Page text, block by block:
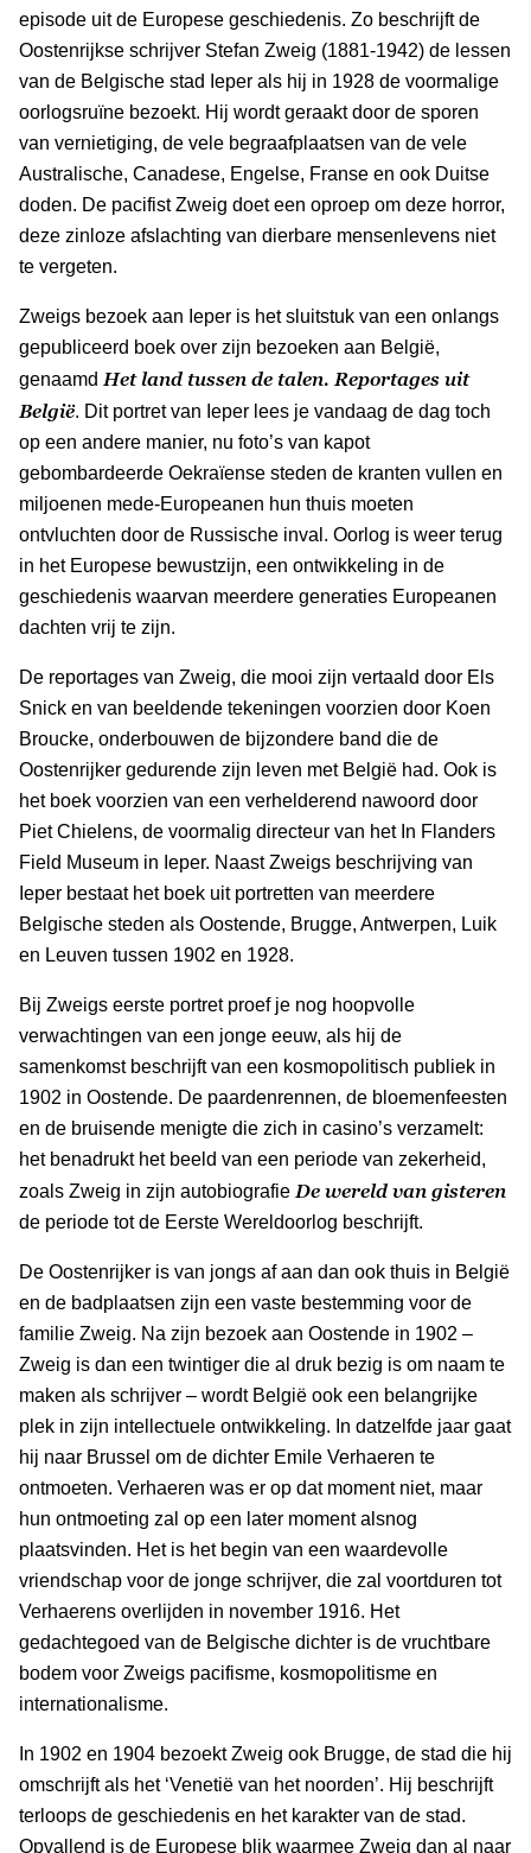
episode uit de Europese geschiedenis. Zo beschrijft de
Oostenrijkse schrijver Stefan Zweig (1881-1942) de lessen
van de Belgische stad Ieper als hij in 1928 de voormalige
oorlogsruïne bezoekt. Hij wordt geraakt door de sporen
van vernietiging, de vele begraafplaatsen van de vele
Australische, Canadese, Engelse, Franse en ook Duitse
doden. De pacifist Zweig doet een oproep om deze horror,
deze zinloze afslachting van dierbare mensenlevens niet
te vergeten.
Zweigs bezoek aan Ieper is het sluitstuk van een onlangs
gepubliceerd boek over zijn bezoeken aan België,
genaamd Het land tussen de talen. Reportages uit
België. Dit portret van Ieper lees je vandaag de dag toch
op een andere manier, nu foto’s van kapot
gebombardeerde Oekraïense steden de kranten vullen en
miljoenen mede-Europeanen hun thuis moeten
ontvluchten door de Russische inval. Oorlog is weer terug
in het Europese bewustzijn, een ontwikkeling in de
geschiedenis waarvan meerdere generaties Europeanen
dachten vrij te zijn.
De reportages van Zweig, die mooi zijn vertaald door Els
Snick en van beeldende tekeningen voorzien door Koen
Broucke, onderbouwen de bijzondere band die de
Oostenrijker gedurende zijn leven met België had. Ook is
het boek voorzien van een verhelderend nawoord door
Piet Chielens, de voormalig directeur van het In Flanders
Field Museum in Ieper. Naast Zweigs beschrijving van
Ieper bestaat het boek uit portretten van meerdere
Belgische steden als Oostende, Brugge, Antwerpen, Luik
en Leuven tussen 1902 en 1928.
Bij Zweigs eerste portret proef je nog hoopvolle
verwachtingen van een jonge eeuw, als hij de
samenkomst beschrijft van een kosmopolitisch publiek in
1902 in Oostende. De paardenrennen, de bloemenfeesten
en de bruisende menigte die zich in casino’s verzamelt:
het benadrukt het beeld van een periode van zekerheid,
zoals Zweig in zijn autobiografie De wereld van gisteren
de periode tot de Eerste Wereldoorlog beschrijft.
De Oostenrijker is van jongs af aan dan ook thuis in België
en de badplaatsen zijn een vaste bestemming voor de
familie Zweig. Na zijn bezoek aan Oostende in 1902 –
Zweig is dan een twintiger die al druk bezig is om naam te
maken als schrijver – wordt België ook een belangrijke
plek in zijn intellectuele ontwikkeling. In datzelfde jaar gaat
hij naar Brussel om de dichter Emile Verhaeren te
ontmoeten. Verhaeren was er op dat moment niet, maar
hun ontmoeting zal op een later moment alsnog
plaatsvinden. Het is het begin van een waardevolle
vriendschap voor de jonge schrijver, die zal voortduren tot
Verhaerens overlijden in november 1916. Het
gedachtegoed van de Belgische dichter is de vruchtbare
bodem voor Zweigs pacifisme, kosmopolitisme en
internationalisme.
In 1902 en 1904 bezoekt Zweig ook Brugge, de stad die hij
omschrijft als het ‘Venetië van het noorden’. Hij beschrijft
terloops de geschiedenis en het karakter van de stad.
Opvallend is de Europese blik waarmee Zweig dan al naar